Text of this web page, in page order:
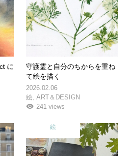
に
守護霊と自分のちからを重ね
て絵を描く
2026.02.06
絵 ,ART＆DESIGN
241 views
絵